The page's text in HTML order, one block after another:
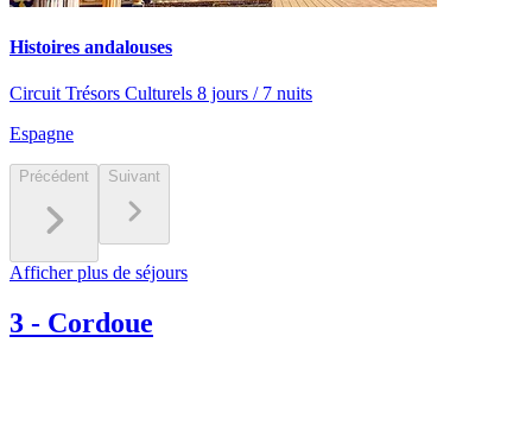
Histoires andalouses
Circuit Trésors Culturels 8 jours / 7 nuits
Espagne
Précédent Suivant
Afficher plus de séjours
3 - Cordoue